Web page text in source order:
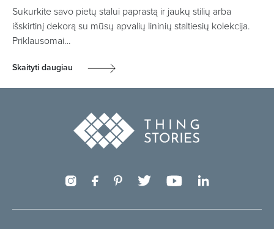
Sukurkite savo pietų stalui paprastą ir jaukų stilių arba
išskirtinį dekorą su mūsų apvalių lininių staltiesių kolekcija.
Priklausomai…
Skaityti daugiau